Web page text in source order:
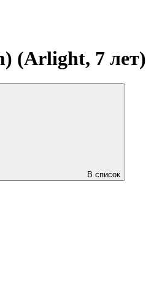
(Arlight, 7 лет)
В список